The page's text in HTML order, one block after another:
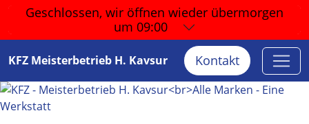
Geschlossen, wir öffnen wieder übermorgen
um 09:00
KFZ Meisterbetrieb H. Kavsur Kontakt